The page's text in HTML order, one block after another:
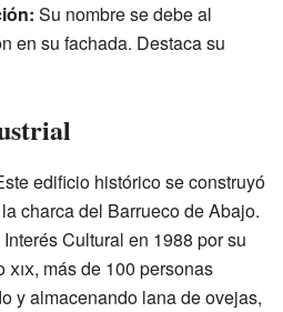
Su nombre se debe al
en su fachada. Destaca su
edificio histórico se construyó
charca del Barrueco de Abajo.
Cultural en 1988 por su
xix, más de 100 personas
y almacenando lana de ovejas,